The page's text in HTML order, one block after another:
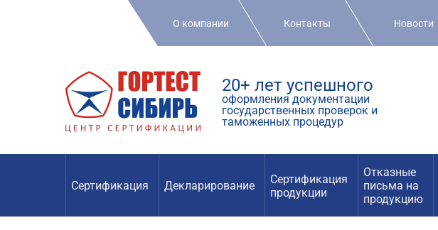
О компании Контакты Новости
20+ лет успешного
оформления документации
государственных проверок и
таможенных процедур
Сертификация Декларирование
Сертификация
продукции
Отказные
письма на
продукцию